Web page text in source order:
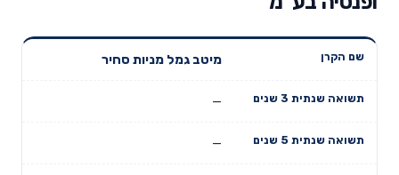
שנים
תשואה
מיטב גמל מניות סחיר
—
—